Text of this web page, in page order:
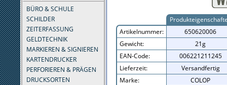
BÜRO & SCHULE
SCHILDER
ZEITERFASSUNG
GELDTECHNIK
MARKIEREN & SIGNIEREN
KARTENDRUCKER
PERFORIEREN & PRÄGEN
DRUCKSORTEN
Artikelnummer:
650620006
Gewicht:
21g
EAN-Code:
006221211245
Lieferzeit:
Versandfertig
Marke:
COLOP